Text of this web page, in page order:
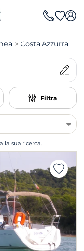
Costa Azzurra
Filtra
sua ricerca.